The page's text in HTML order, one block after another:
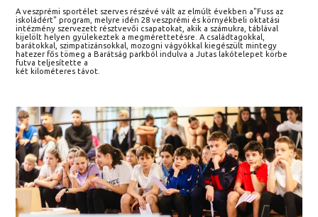
A veszprémi sportélet szerves részévé vált az elmúlt években a"Fuss az
iskoládért" program, melyre idén 28 veszprémi és környékbeli oktatási
intézmény szervezett résztvevői csapatokat, akik a számukra, táblával
kijelölt helyen gyülekeztek a megmérettetésre. A családtagokkal,
barátokkal, szimpatizánsokkal, mozogni vágyókkal kiegészült mintegy
hatezer fős tömeg a Barátság parkból indulva a Jutas lakótelepet körbe
futva teljesítette a
két kilométeres távot.